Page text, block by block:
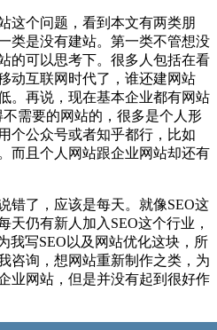
这个问题，看到本文有两类朋
类是没有建站。第一类不管想没
的可以思考下。很多人包括在看
动互联网时代了，谁还建网站
。再说，现在基本企业都有网站
需要的网站的，很多是个人形
个公众号或者知乎都行，比如
而且个人网站跟企业网站却还有
错了，应该是每天。就像SEO这
天仍有新人加入SEO这个行业，
我写SEO以及网站优化这块，所
咨询，想网站重新制作之类，为
业网站，但是并没有起到很好作